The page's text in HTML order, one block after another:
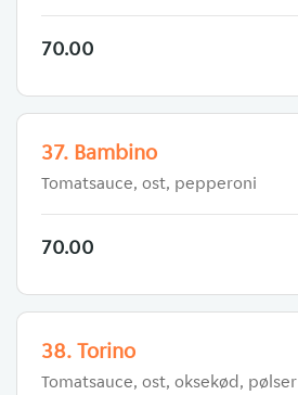
70.00
37. Bambino
Tomatsauce, ost, pepperoni
70.00
38. Torino
Tomatsauce, ost, oksekød, pølser